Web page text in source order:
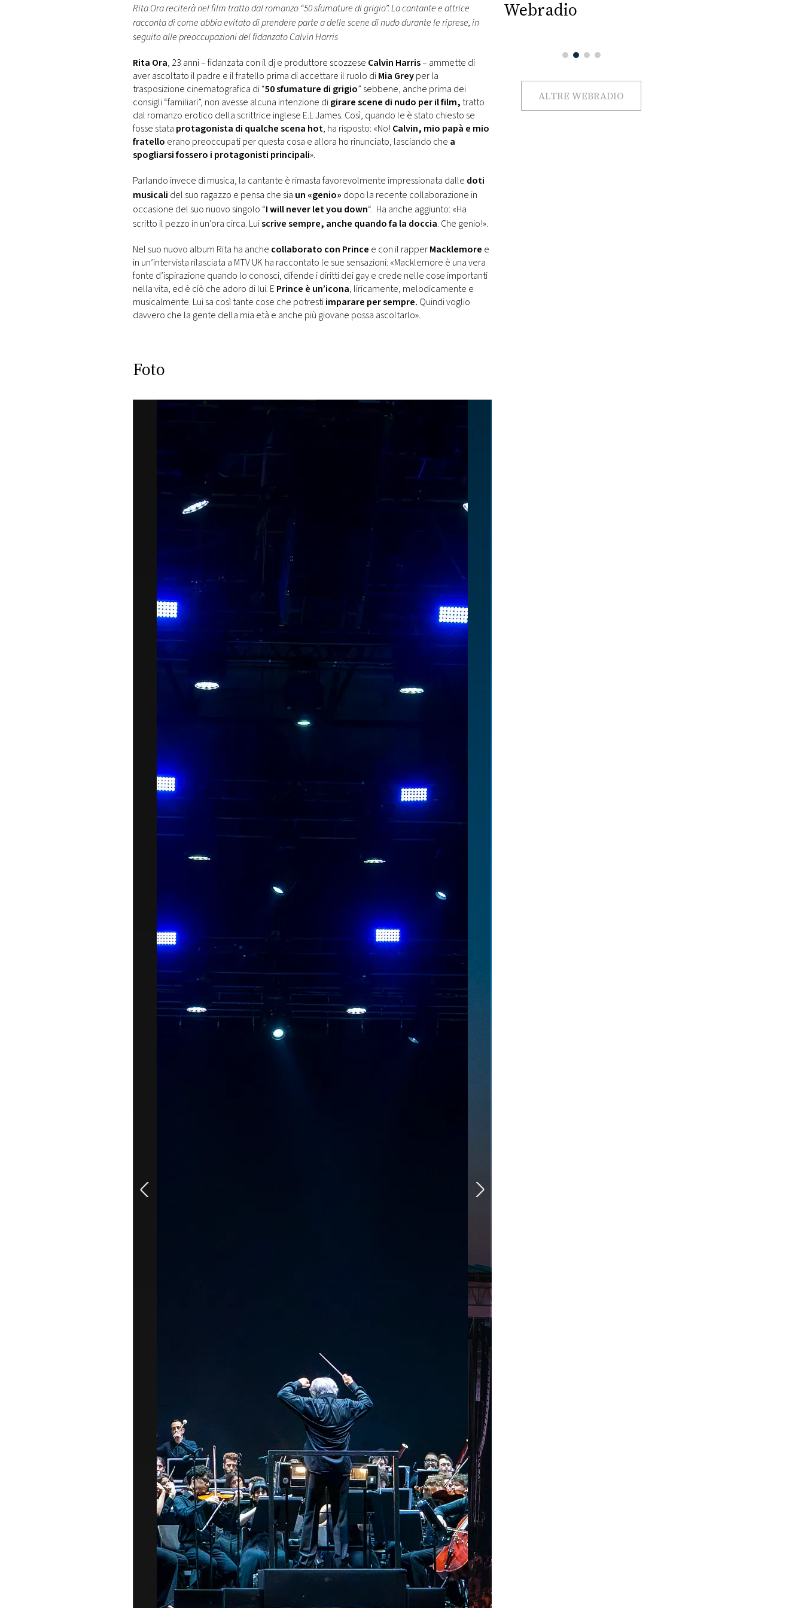
DI
MONACO
CONSIGLIA
Rita Ora reciterà nel film tratto dal romanzo “50 sfumature di grigio”. La cantante e attrice
racconta di come abbia evitato di prendere parte a delle scene di nudo durante le riprese, in
seguito alle preoccupazioni del fidanzato Calvin Harris
Rita Ora, 23 anni – fidanzata con il dj e produttore scozzese Calvin Harris– ammette di
aver ascoltato il padre e il fratello prima di accettare il ruolo diMia Greyper la
trasposizione cinematografica di “50 sfumature di grigio” sebbene, anche prima dei
consigli “familiari”, non avesse alcuna intenzione digirare scene di nudo per il film, tratto
dal romanzo erotico della scrittrice inglese E.L James. Così, quando le è stato chiesto se
fosse stata protagonista di qualche scena hot, ha risposto: «No! Calvin, mio papà e mio
fratello erano preoccupati per questa cosa e allora ho rinunciato, lasciando che a
spogliarsi fossero i protagonisti principali».
Parlando invece di musica, la cantante è rimasta favorevolmente impressionata dalle doti
musicali del suo ragazzo e pensa che sia un «genio» dopo la recente collaborazione in
occasione del suo nuovo singolo “I will never let you down“. Ha anche aggiunto: «Ha
scritto il pezzo in un’ora circa. Luiscrive sempre, anche quando fa la doccia. Che genio!».
Nel suo nuovo album Rita ha anche collaborato con Prince e con il rapperMacklemore e
in un’intervista rilasciata a MTV UK ha raccontato le sue sensazioni: «Macklemore è una vera
fonte d’ispirazione quando lo conosci, difende i diritti dei gay e crede nelle cose importanti
nella vita, ed è ciò che adoro di lui. E Prince è un’icona, liricamente, melodicamente e
musicalmente. Lui sa così tante cose che potrestiimparare per sempre. Quindi voglio
davvero che la gente della mia età e anche più giovane possa ascoltarlo».
Foto
Webradio
ALTRE WEBRADIO